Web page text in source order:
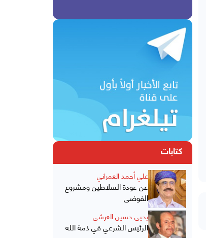
كتابات
علي أحمد العمراني
عن عودة السلاطين ومشروع
الفوضى
يحيى حسين العرشي
الرئيس الشرعي في ذمة الله